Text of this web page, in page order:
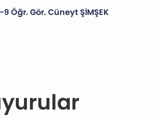
-9 Öğr. Gör. Cüneyt ŞİMŞEK